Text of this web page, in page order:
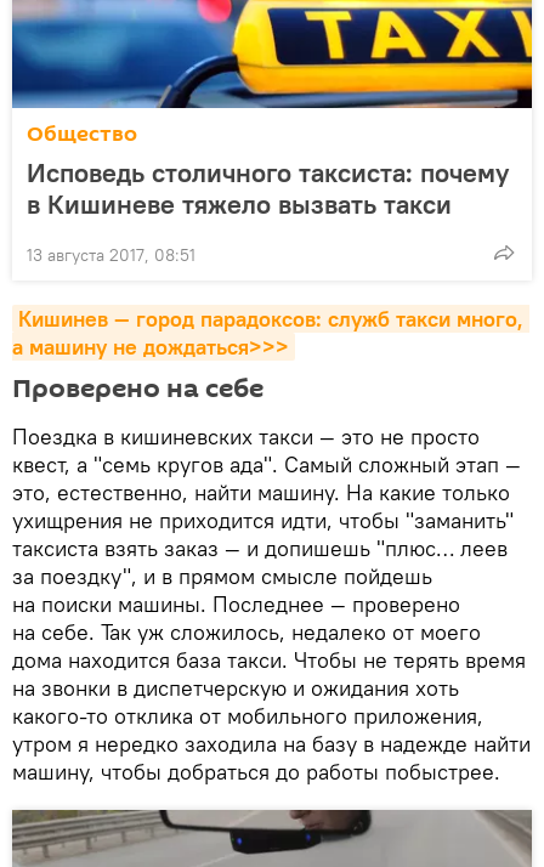
Общество
Исповедь столичного таксиста: почему
в Кишиневе тяжело вызвать такси
13 августа 2017, 08:51
Кишинев — город парадоксов: служб такси много,
а машину не дождаться>>>
Проверено на себе
Поездка в кишиневских такси — это не просто
квест, а "семь кругов ада". Самый сложный этап —
это, естественно, найти машину. На какие только
ухищрения не приходится идти, чтобы "заманить"
таксиста взять заказ — и допишешь "плюс… леев
за поездку", и в прямом смысле пойдешь
на поиски машины. Последнее — проверено
на себе. Так уж сложилось, недалеко от моего
дома находится база такси. Чтобы не терять время
на звонки в диспетчерскую и ожидания хоть
какого-то отклика от мобильного приложения,
утром я нередко заходила на базу в надежде найти
машину, чтобы добраться до работы побыстрее.